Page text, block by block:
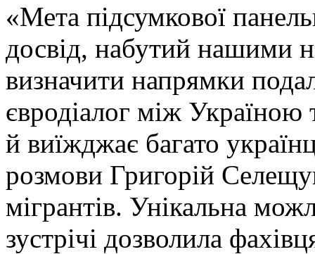
«Мета підсумкової
досвід, набутий нашими
визначити напрямки
євродіалог між
й виїжджає багато
розмови Григорій
мігрантів. Унікальна
зустрічі дозволила